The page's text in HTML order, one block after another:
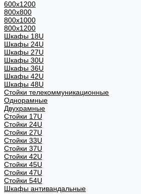
600х1200
800x800
800х1000
800х1200
Шкафы 18U
Шкафы 24U
Шкафы 27U
Шкафы 30U
Шкафы 36U
Шкафы 42U
Шкафы 48U
Стойки телекоммуникационные
Однорамные
Двухрамные
Стойки 17U
Стойки 24U
Стойки 27U
Стойки 33U
Стойки 37U
Стойки 42U
Стойки 45U
Стойки 47U
Стойки 54U
Шкафы антивандальные